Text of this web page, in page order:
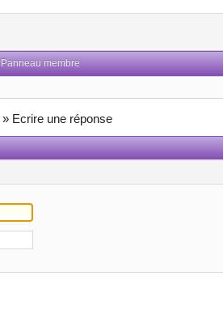
Panneau membre
» Ecrire une réponse